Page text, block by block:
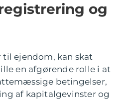
og
ejendom, kan skat
en afgørende rolle i at
betingelser,
af kapitalgevinster og